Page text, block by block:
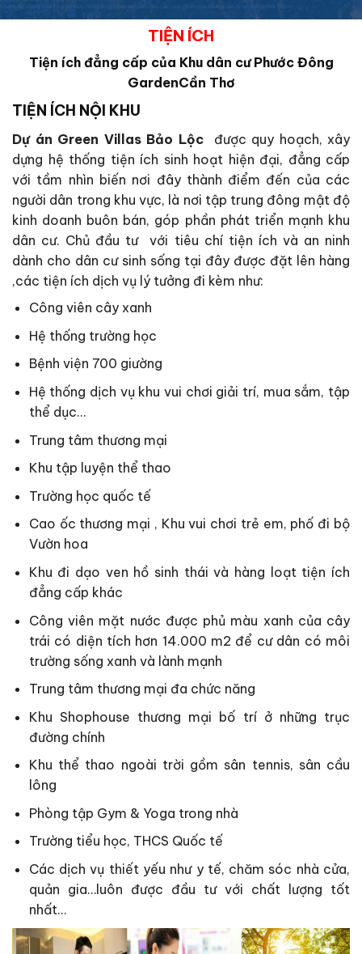
TIỆN ÍCH
Tiện ích đẳng cấp của Khu dân cư Phước Đông
GardenCần Thơ
TIỆN ÍCH NỘI KHU
Dự án Green Villas Bảo Lộc
được quy hoạch, xây
dựng hệ thống tiện ích sinh hoạt hiện đại, đẳng cấp
với tầm nhìn biến nơi đây thành điểm đến của các
người dân trong khu vực, là nơi tập trung đông mật độ
kinh doanh buôn bán, góp phần phát triển mạnh khu
dân cư. Chủ đầu tư với tiêu chí tiện ích và an ninh
dành cho dân cư sinh sống tại đây được đặt lên hàng
,các tiện ích dịch vụ lý tưởng đi kèm như:
Công viên cây xanh
Hệ thống trường học
Bệnh viện 700 giường
Hệ thống dịch vụ khu vui chơi giải trí, mua sắm, tập
thể dục…
Trung tâm thương mại
Khu tập luyện thể thao
Trường học quốc tế
Cao ốc thương mại , Khu vui chơi trẻ em, phố đi bộ
Vườn hoa
Khu đi dạo ven hồ sinh thái và hàng loạt tiện ích
đẳng cấp khác
Công viên mặt nước được phủ màu xanh của cây
trái có diện tích hơn 14.000 m2 để cư dân có môi
trường sống xanh và lành mạnh
Trung tâm thương mại đa chức năng
Khu Shophouse thương mại bố trí ở những trục
đường chính
Khu thể thao ngoài trời gồm sân tennis, sân cầu
lông
Phòng tập Gym & Yoga trong nhà
Trường tiểu học, THCS Quốc tế
Các dịch vụ thiết yếu như y tế, chăm sóc nhà cửa,
quản gia…luôn được đầu tư với chất lượng tốt
nhất…